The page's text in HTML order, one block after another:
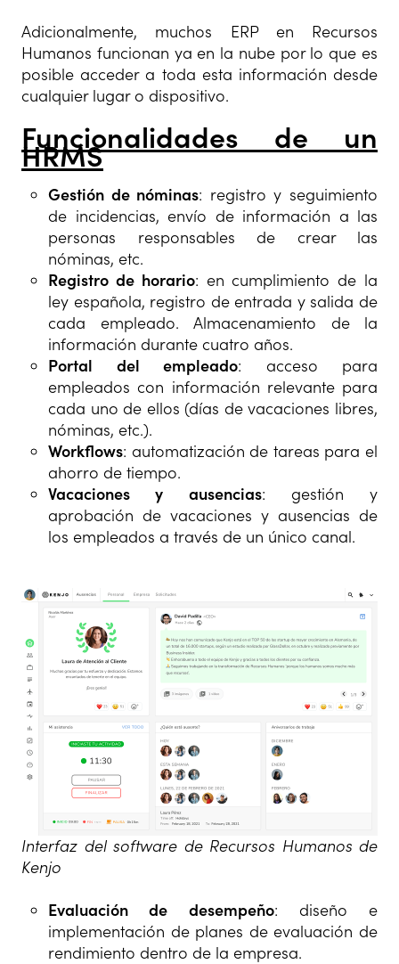
Adicionalmente, muchos ERP en Recursos
Humanos funcionan ya en la nube por lo que es
posible acceder a toda esta información desde
cualquier lugar o dispositivo.
Funcionalidades de un
HRMS
Gestión de nóminas: registro y seguimiento
de incidencias, envío de información a las
personas responsables de crear las
nóminas, etc.
Registro de horario: en cumplimiento de la
ley española, registro de entrada y salida de
cada empleado. Almacenamiento de la
información durante cuatro años.
Portal del empleado: acceso para
empleados con información relevante para
cada uno de ellos (días de vacaciones libres,
nóminas, etc.).
Workflows: automatización de tareas para el
ahorro de tiempo.
Vacaciones y ausencias: gestión y
aprobación de vacaciones y ausencias de
los empleados a través de un único canal.
Interfaz del software de Recursos Humanos de
Kenjo
Evaluación de desempeño: diseño e
implementación de planes de evaluación de
rendimiento dentro de la empresa.